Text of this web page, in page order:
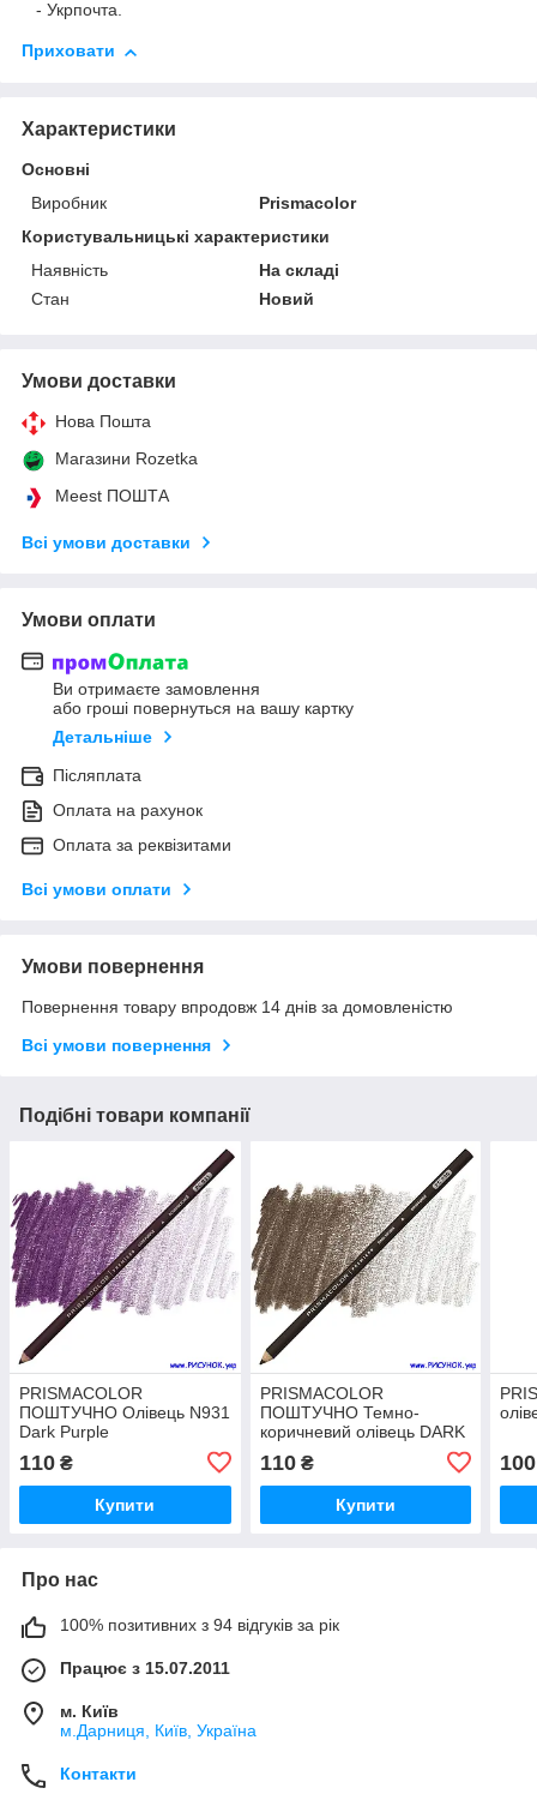
- Укрпочта.
Приховати
Характеристики
Основні
Виробник
Prismacolor
Користувальницькі характеристики
Наявність
На складі
Стан
Новий
Умови доставки
Нова Пошта
Магазини Rozetka
Meest ПОШТА
Всі умови доставки
Умови оплати
Ви отримаєте замовлення
або гроші повернуться на вашу картку
Детальніше
Післяплата
Оплата на рахунок
Оплата за реквізитами
Всі умови оплати
Умови повернення
Повернення товару впродовж 14 днів за домовленістю
Всі умови повернення
Подібні товари компанії
PRISMACOLOR
ПОШТУЧНО Олівець N931
Dark Purple
110 ₴
Купити
PRISMACOLOR
ПОШТУЧНО Темно-
коричневий олівець DARK
110₴
Купити
100
Про нас
100% позитивних з 94 відгуків за рік
Працює з 15.07.2011
м. Київ
м.Дарниця, Київ, Україна
Контакти